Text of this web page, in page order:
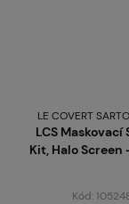
LE COVERT
LCS Maskovací
Kit, Halo Screen
Kód: